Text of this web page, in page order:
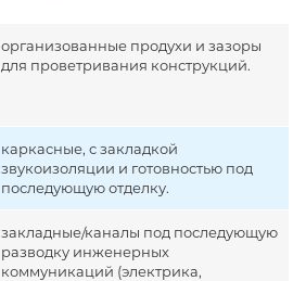
организованные продухи и зазоры
для проветривания конструкций.
каркасные, с закладкой
звукоизоляции и готовностью под
последующую отделку.
закладные/каналы под последующую
разводку инженерных
коммуникаций (электрика,